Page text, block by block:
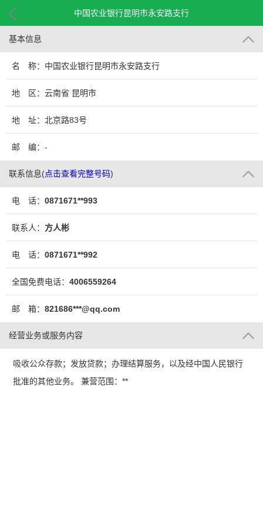
中国农业银行昆明市永安路支行
基本信息
名 称：中国农业银行昆明市永安路支行
地 区：云南省 昆明市
地 址：北京路83号
邮 编：-
联系信息(点击查看完整号码)
电 话： 0871671**993
联系人： 方人彬
电 话： 0871671**992
全国免费电话： 4006559264
邮 箱： 821686***@qq.com
经营业务或服务内容
吸收公众存款；发放贷款；办理结算服务，以及经中国人民银行
批准的其他业务。 兼营范围：**